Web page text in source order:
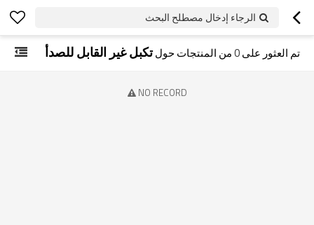
الرجاء إدخال مصطلح البحث
تم العثور على0من المنتجات حولتكبل غير القابل للصدأ
NO RECORD